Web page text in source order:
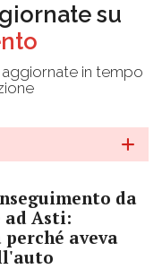
su
aggiornate in tempo
da
ad Asti:
perché aveva